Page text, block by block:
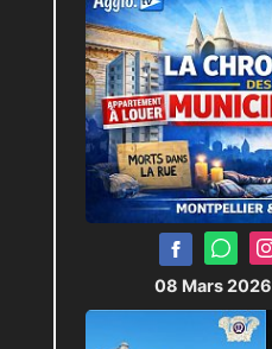
08 Mars 2026